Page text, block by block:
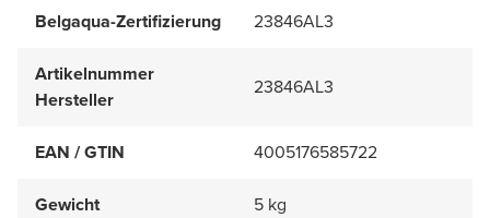
Belgaqua-Zertifizierung 23846AL3
Artikelnummer
Hersteller
23846AL3
EAN / GTIN 4005176585722
Gewicht 5 kg